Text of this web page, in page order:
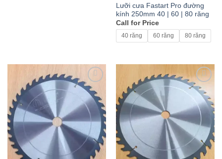
Lưỡi cưa Fastart Pro đường
kính 250mm 40 | 60 | 80 răng
Call for Price
40 răng 60 răng 80 răng
Add to
wishlist
Add to
wishlist